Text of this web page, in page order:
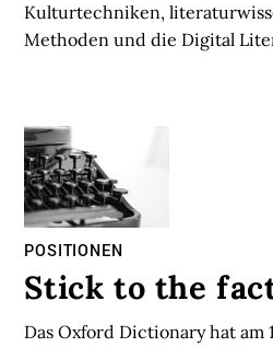
Kulturtechniken,
Methoden und die Digital
POSITIONEN
Stick to the
Das Oxford Dictionary hat am